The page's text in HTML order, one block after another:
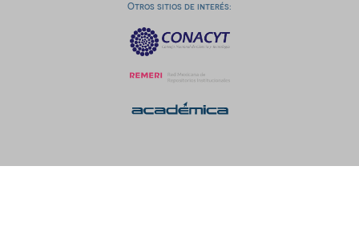
Otros sitios de interés: